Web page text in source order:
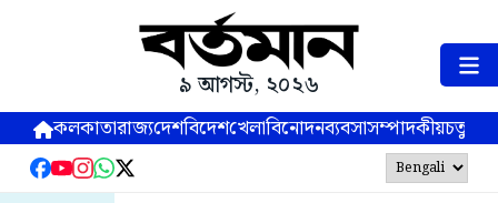
৯ আগস্ট, ২০২৬
কলকাতারাজ্যদেশবিদেশখেলাবিনোদনব্যবসাসম্পাদকীয়